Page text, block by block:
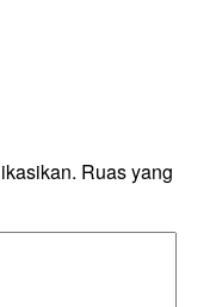
Ruas yang